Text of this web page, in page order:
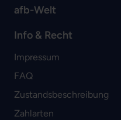
afb-Welt
Info & Recht
Impressum
FAQ
Zustandsbeschreibung
Zahlarten